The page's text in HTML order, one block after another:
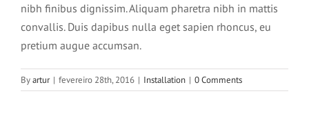
nibh finibus dignissim. Aliquam pharetra nibh in mattis
convallis. Duis dapibus nulla eget sapien rhoncus, eu
pretium augue accumsan.
Byartur | fevereiro 28th, 2016 | Installation | 0 Comments